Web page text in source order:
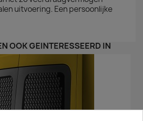
uitvoering. Een persoonlijke
OOK GEÏNTERESSEERD IN